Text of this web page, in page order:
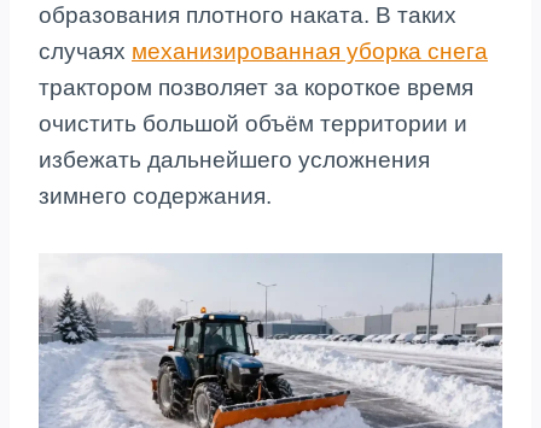
образования плотного наката. В таких
случаях механизированная уборка снега
трактором позволяет за короткое время
очистить большой объём территории и
избежать дальнейшего усложнения
зимнего содержания.